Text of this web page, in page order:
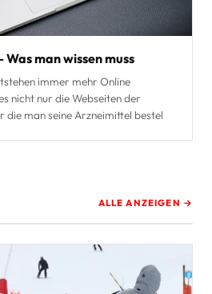
man wissen muss
immer mehr Online
nicht nur die Webseiten der
die man seine Arzneimittel bestel
ALLE ANZEIGEN →